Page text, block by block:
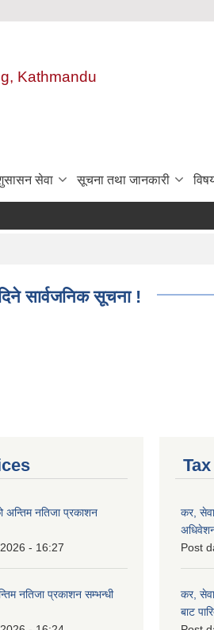
Kathmandu
सेवा सूचना तथा जानकारी
सार्वजनिक सूचना !
नतिजा प्रकाशन
- 16:27
नतिजा प्रकाशन सम्भन्धी
कर,
Post
कर,
बाट